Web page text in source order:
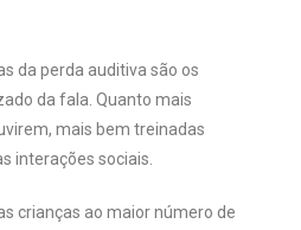
da perda auditiva são os
da fala. Quanto mais
mais bem treinadas
interações sociais.
crianças ao maior número de